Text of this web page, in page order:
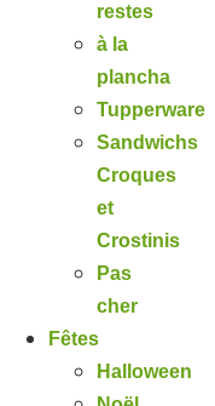
restes
à la
plancha
Tupperware
Sandwichs
Croques
et
Crostinis
Pas
cher
Fêtes
Halloween